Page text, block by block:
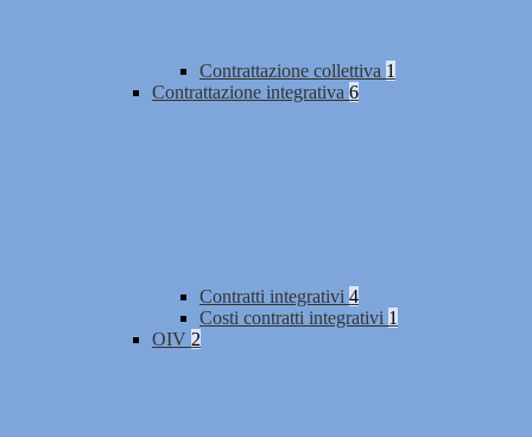
Contrattazione collettiva 1
Contrattazione integrativa 6
Contratti integrativi 4
Costi contratti integrativi 1
OIV 2